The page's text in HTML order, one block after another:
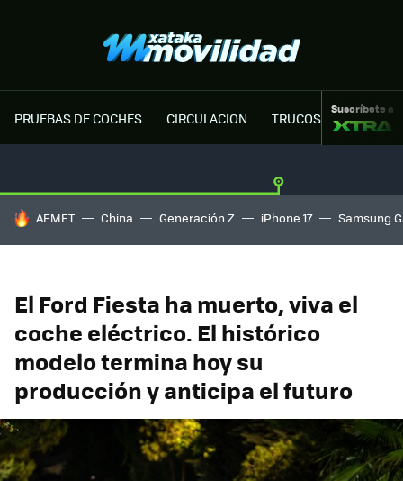
PRUEBAS DE COCHES CIRCULACION TRUCOS MOTOR
Suscríbete a
HOY SE HABLA DE
AEMET China Generación Z iPhone 17 Samsung
El Ford Fiesta ha muerto, viva el
coche eléctrico. El histórico
modelo termina hoy su
producción y anticipa el futuro